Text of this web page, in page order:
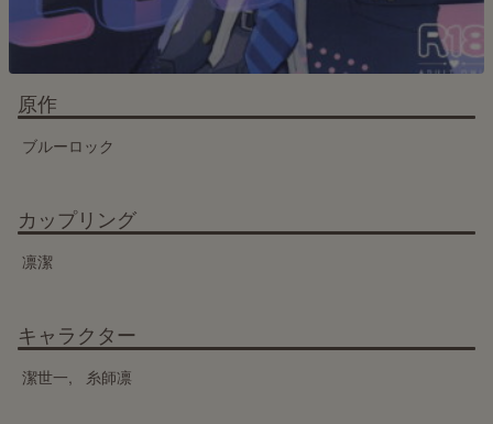
原作
ブルーロック
カップリング
凛潔
キャラクター
潔世一 糸師凛